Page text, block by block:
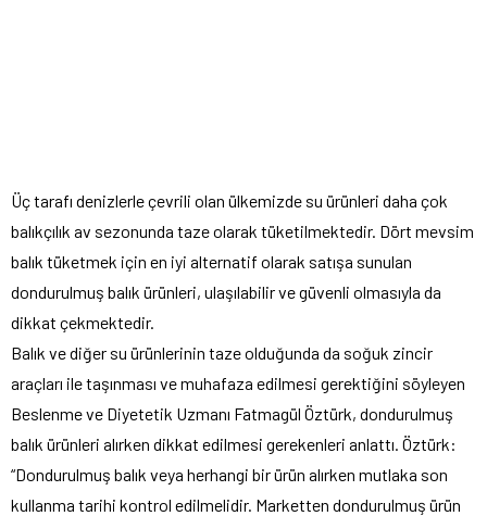
Üç tarafı denizlerle çevrili olan ülkemizde su ürünleri daha çok
balıkçılık av sezonunda taze olarak tüketilmektedir. Dört mevsim
balık tüketmek için en iyi alternatif olarak satışa sunulan
dondurulmuş balık ürünleri, ulaşılabilir ve güvenli olmasıyla da
dikkat çekmektedir.
Balık ve diğer su ürünlerinin taze olduğunda da soğuk zincir
araçları ile taşınması ve muhafaza edilmesi gerektiğini söyleyen
Beslenme ve Diyetetik Uzmanı Fatmagül Öztürk, dondurulmuş
balık ürünleri alırken dikkat edilmesi gerekenleri anlattı. Öztürk:
“Dondurulmuş balık veya herhangi bir ürün alırken mutlaka son
kullanma tarihi kontrol edilmelidir. Marketten dondurulmuş ürün